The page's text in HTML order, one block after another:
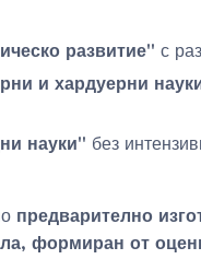
развитие" с
и хардуерни
науки" без
предварително
формиран от